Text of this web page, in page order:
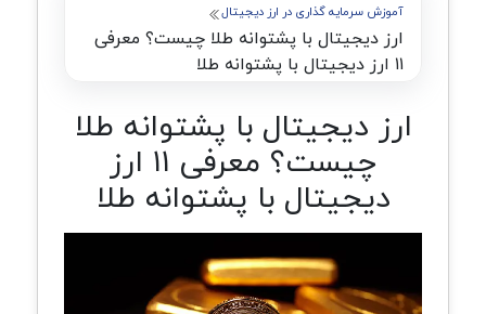
آموزش سرمایه گذاری در ارز دیجیتال
ارز دیجیتال با پشتوانه طلا چیست؟ معرفی
۱۱ ارز دیجیتال با پشتوانه طلا
ارز دیجیتال با پشتوانه طلا
چیست؟ معرفی ۱۱ ارز
دیجیتال با پشتوانه طلا